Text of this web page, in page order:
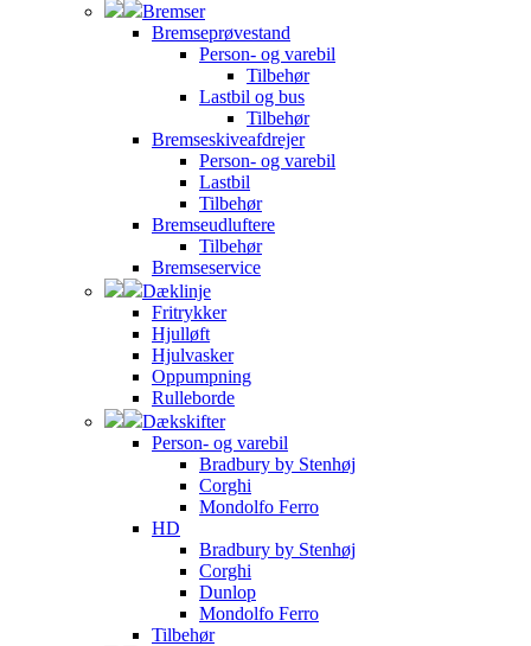
Bremser
Bremseprøvestand
Person- og varebil
Tilbehør
Lastbil og bus
Tilbehør
Bremseskiveafdrejer
Person- og varebil
Lastbil
Tilbehør
Bremseudluftere
Tilbehør
Bremseservice
Dæklinje
Fritrykker
Hjulløft
Hjulvasker
Oppumpning
Rulleborde
Dækskifter
Person- og varebil
Bradbury by Stenhøj
Corghi
Mondolfo Ferro
HD
Bradbury by Stenhøj
Corghi
Dunlop
Mondolfo Ferro
Tilbehør